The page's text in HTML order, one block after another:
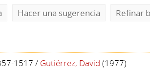
Hacer una sugerencia
Refinar
1517 / Gutiérrez, David (1977)